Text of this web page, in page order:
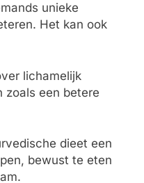
unieke
Het kan ook
lichamelijk
zoals een betere
dieet een
bewust te eten